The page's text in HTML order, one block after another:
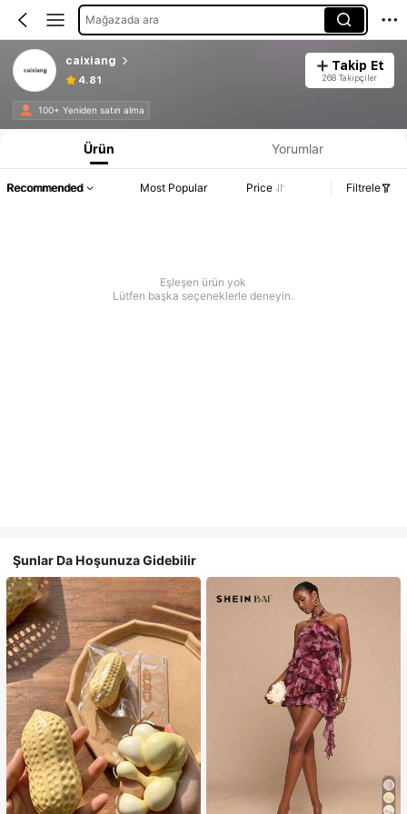
Mağazada ara
caixiang
4.81
Takip Et
268 Takipçiler
100+ Yeniden satın alma
Ürün Yorumlar
Recommended Most Popular Price Filtrele
Eşleşen ürün yok
Lütfen başka seçeneklerle deneyin.
Şunlar Da Hoşunuza Gidebilir